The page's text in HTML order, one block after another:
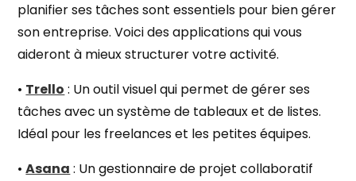
planifier ses tâches sont essentiels pour bien gérer
son entreprise. Voici des applications qui vous
aideront à mieux structurer votre activité.
• Trello : Un outil visuel qui permet de gérer ses
tâches avec un système de tableaux et de listes.
Idéal pour les freelances et les petites équipes.
•Asana : Un gestionnaire de projet collaboratif